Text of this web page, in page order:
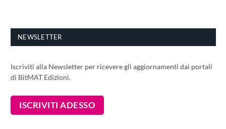
NEWSLETTER
Iscriviti alla Newsletter per ricevere gli aggiornamenti dai portali
di BitMAT Edizioni.